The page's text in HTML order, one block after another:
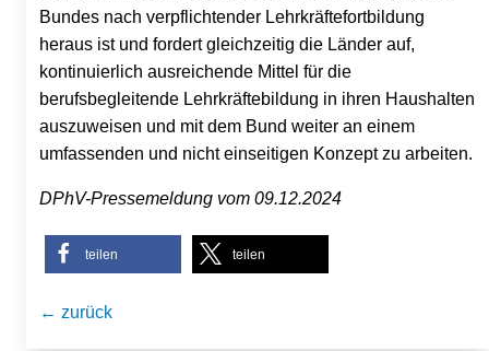
Bundes nach verpflichtender Lehrkräftefortbildung
heraus ist und fordert gleichzeitig die Länder auf,
kontinuierlich ausreichende Mittel für die
berufsbegleitende Lehrkräftebildung in ihren Haushalten
auszuweisen und mit dem Bund weiter an einem
umfassenden und nicht einseitigen Konzept zu arbeiten.
DPhV-Pressemeldung vom 09.12.2024
teilen teilen
← zurück